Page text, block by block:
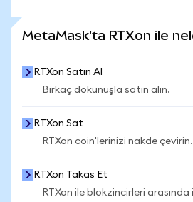
MetaMask'ta RTXon ile
RTXon Satın Al
Birkaç dokunuşla satın alın.
RTXon Sat
RTXon coin'lerinizi nakde çevirin.
RTXon Takas Et
RTXon ile blokzincirleri arasında